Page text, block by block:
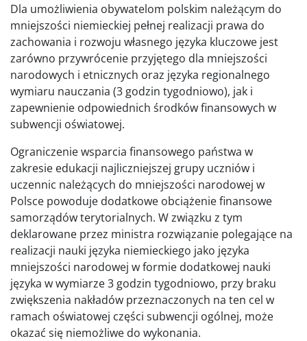
Dla umożliwienia obywatelom polskim należącym do
mniejszości niemieckiej pełnej realizacji prawa do
zachowania i rozwoju własnego języka kluczowe jest
zarówno przywrócenie przyjętego dla mniejszości
narodowych i etnicznych oraz języka regionalnego
wymiaru nauczania (3 godzin tygodniowo), jak i
zapewnienie odpowiednich środków finansowych w
subwencji oświatowej.
Ograniczenie wsparcia finansowego państwa w
zakresie edukacji najliczniejszej grupy uczniów i
uczennic należących do mniejszości narodowej w
Polsce powoduje dodatkowe obciążenie finansowe
samorządów terytorialnych. W związku z tym
deklarowane przez ministra rozwiązanie polegające na
realizacji nauki języka niemieckiego jako języka
mniejszości narodowej w formie dodatkowej nauki
języka w wymiarze 3 godzin tygodniowo, przy braku
zwiększenia nakładów przeznaczonych na ten cel w
ramach oświatowej części subwencji ogólnej, może
okazać się niemożliwe do wykonania.